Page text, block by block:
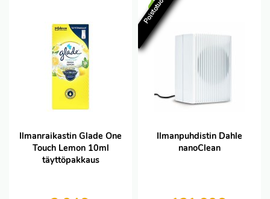
Ilmanraikastin Glade One
Touch Lemon 10ml
täyttöpakkaus
Poistotuote
Ilmanpuhdistin Dahle
nanoClean